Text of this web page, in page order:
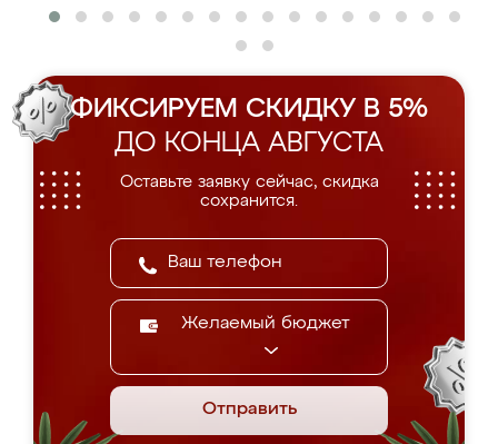
ФИКСИРУЕМ СКИДКУ В 5%
ДО КОНЦА АВГУСТА
Оставьте заявку сейчас, скидка
сохранится.
Желаемый бюджет
Отправить